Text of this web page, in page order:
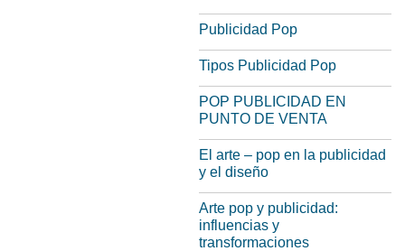
Publicidad Pop
Tipos Publicidad Pop
POP PUBLICIDAD EN
PUNTO DE VENTA
El arte – pop en la publicidad
y el diseño
Arte pop y publicidad:
influencias y
transformaciones